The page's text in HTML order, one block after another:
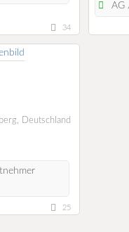
34
AG
Deutschland
25